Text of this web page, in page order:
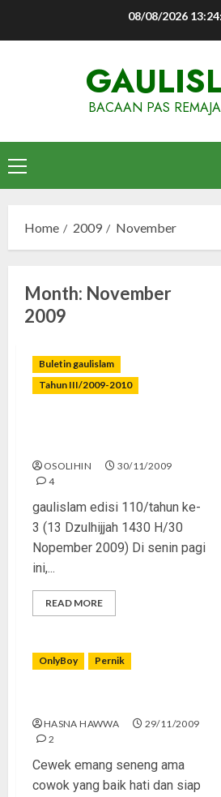
08/08/2026
BACAAN PAS
Primary
Menu
Home 2009 November
Month: November
2009
Buletin gaulislam
Tahun III/2009-2010
OSOLIHIN
30/11/2009
4
gaulislam edisi 110/tahun ke-
3 (13 Dzulhijjah 1430 H/30
Nopember 2009) Di senin pagi
ini,...
READ MORE
OnlyBoy Pernik
HASNA HAWWA
29/11/2009
2
Cewek emang seneng ama
cowok yang baik hati dan siap